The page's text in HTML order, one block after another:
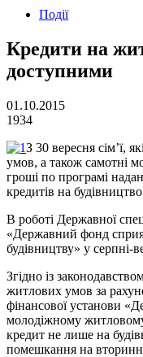
Події
Кредити на
доступними
01.10.2015
1934
З 30 вересня сім’ї,
умов, а також самотні
гроші по програмі
кредитів на
В роботі Державної
«Державний фонд
будівництву» у серпні-
Згідно із
житлових умов за
фінансової установи
молодіжному
кредит не лише на
помешкання на